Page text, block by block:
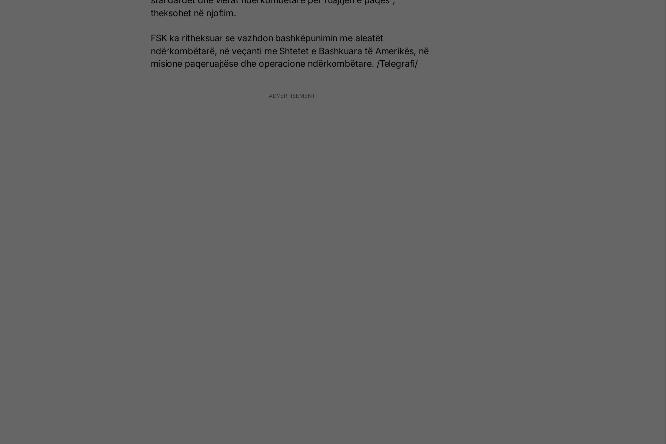
theksohet në njoftim.
FSK ka ritheksuar se vazhdon bashkëpunimin me aleatët
ndërkombëtarë, në veçanti me Shtetet e Bashkuara të Amerikës, në
misione paqeruajtëse dhe operacione ndërkombëtare. /Telegrafi/